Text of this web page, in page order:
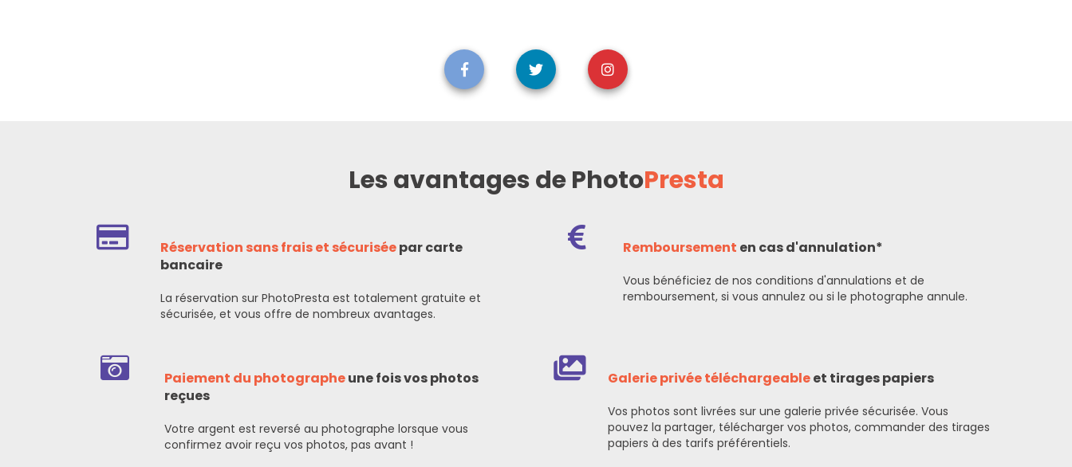
Les avantages de PhotoPresta
Réservation sans frais et sécuriséepar carte
bancaire
La réservation sur PhotoPresta est totalement gratuite et
sécurisée, et vous offre de nombreux avantages.
Remboursement en cas d'annulation*
Vous bénéficiez de nos conditions d'annulations et de
remboursement, si vous annulez ou si le photographe annule.
Paiement du photographeune fois vos photos
reçues
Votre argent est reversé au photographe lorsque vous
confirmez avoir reçu vos photos, pas avant !
Galerie privée téléchargeableet tirages papiers
Vos photos sont livrées sur une galerie privée sécurisée. Vous
pouvez la partager, télécharger vos photos, commander des tirages
papiers à des tarifs préférentiels.